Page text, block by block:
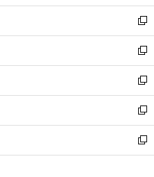
開
く
ウ
で
開
く
ン
ド
ウ
で
開
く
ウ
ィ
ン
ド
ウ
で
開
く
し
い
ウ
ィ
ン
ド
ウ
で
開
く
新
し
い
ウ
ィ
ン
ド
ウ
で
開
新
し
い
ウ
ィ
ン
ド
ウ
新
し
い
ウ
ィ
ン
新
し
い
ウ
新
し